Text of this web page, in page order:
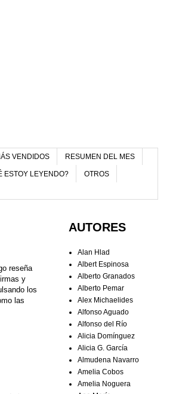
VENDIDOS RESUMEN DEL MES
ESTOY LEYENDO? OTROS
reseña
y
los
las
AUTORES
Alan Hlad
Albert Espinosa
Alberto Granados
Alberto Pemar
Alex Michaelides
Alfonso Aguado
Alfonso del Río
Alicia Domínguez
Alicia G. García
Almudena Navarro
Amelia Cobos
Amelia Noguera